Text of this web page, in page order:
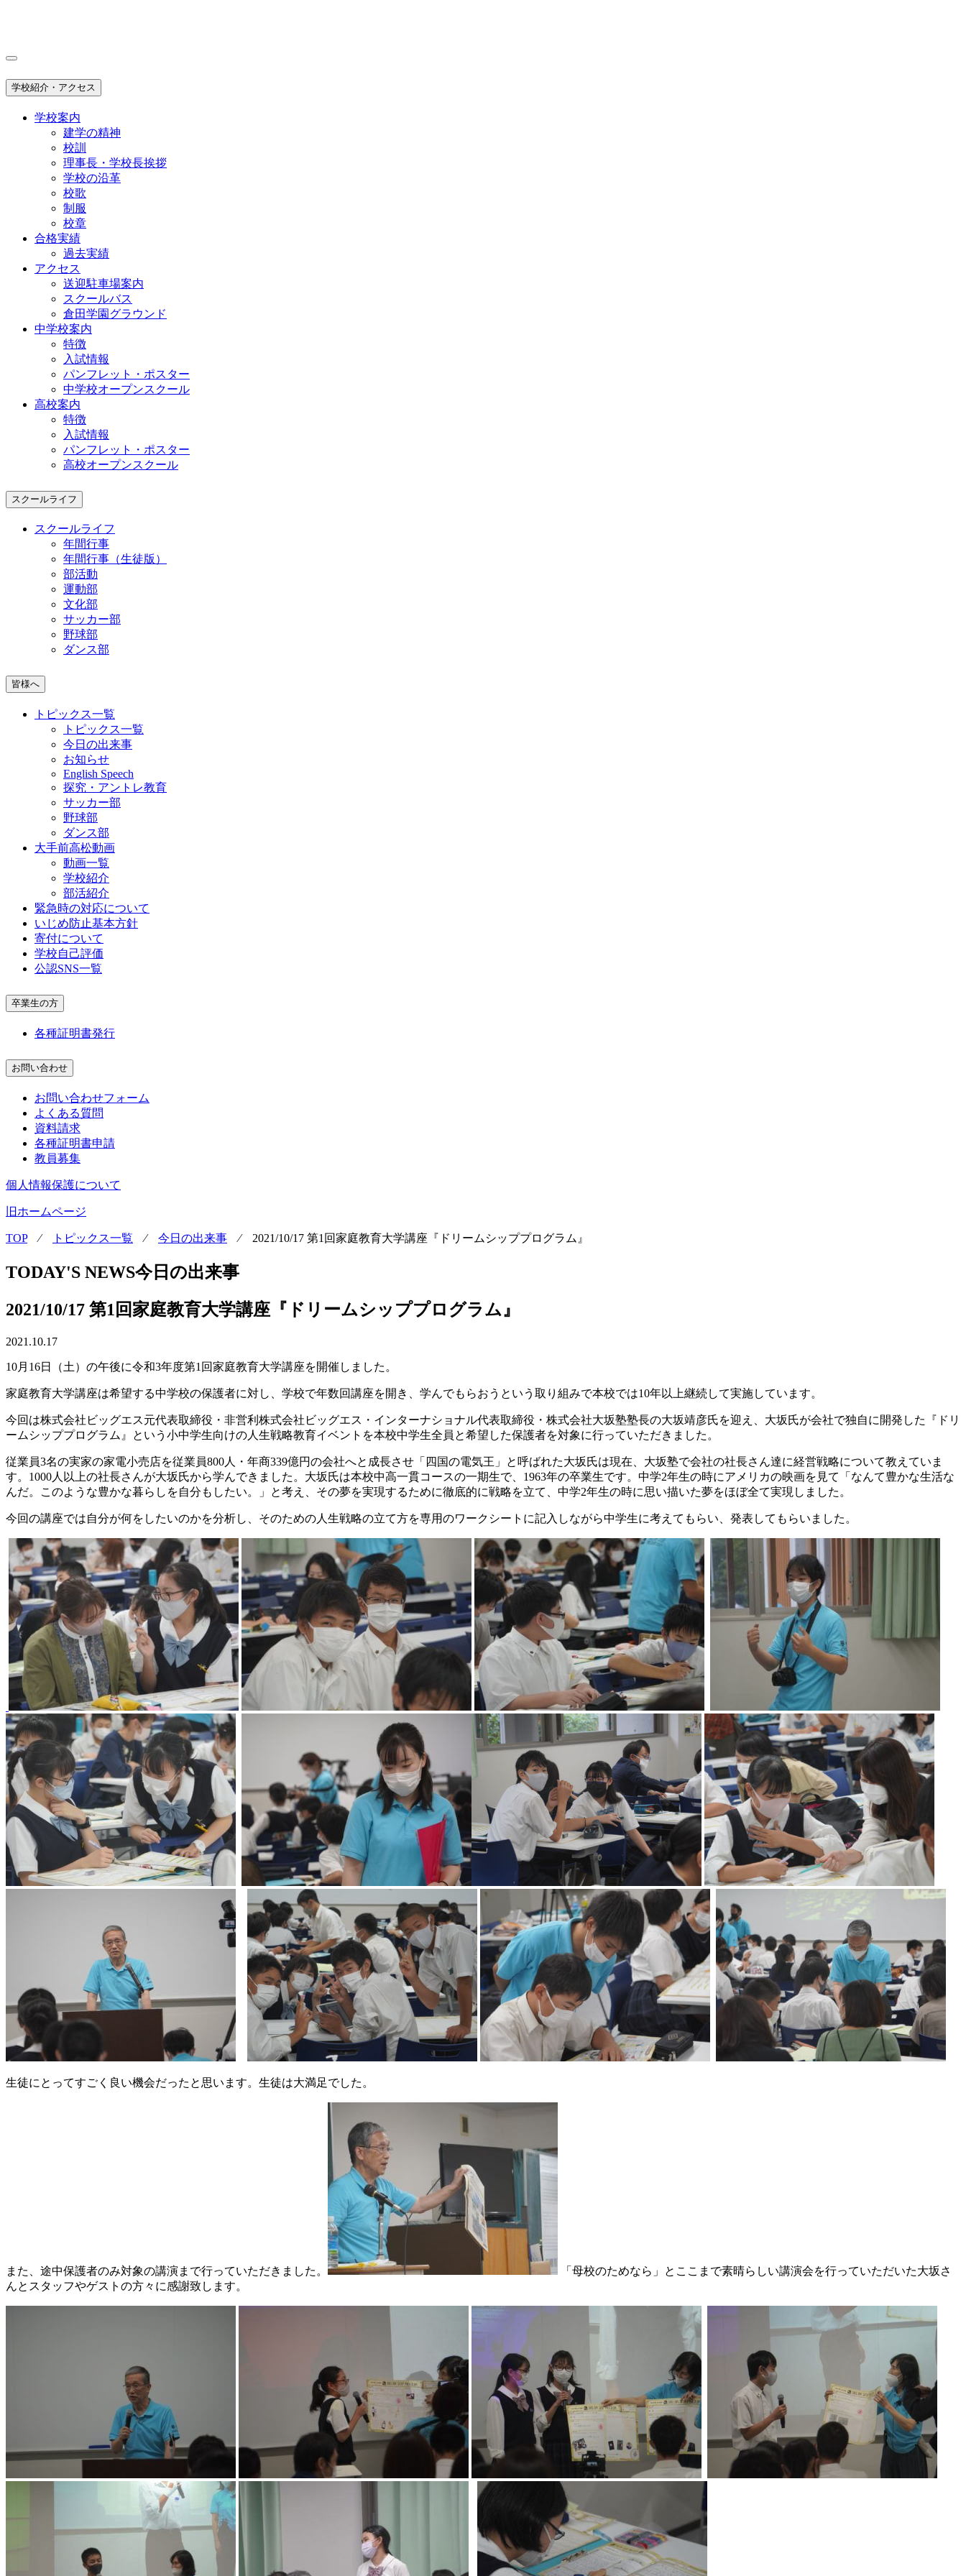
学校紹介・アクセス
学校案内
建学の精神
校訓
理事長・学校長挨拶
学校の沿革
校歌
制服
校章
合格実績
過去実績
アクセス
送迎駐車場案内
スクールバス
倉田学園グラウンド
中学校案内
特徴
入試情報
パンフレット・ポスター
中学校オープンスクール
高校案内
特徴
入試情報
パンフレット・ポスター
高校オープンスクール
スクールライフ
スクールライフ
年間行事
年間行事（生徒版）
部活動
運動部
文化部
サッカー部
野球部
ダンス部
皆様へ
トピックス一覧
トピックス一覧
今日の出来事
お知らせ
English Speech
探究・アントレ教育
サッカー部
野球部
ダンス部
大手前高松動画
動画一覧
学校紹介
部活紹介
緊急時の対応について
いじめ防止基本方針
寄付について
学校自己評価
公認SNS一覧
卒業生の方
各種証明書発行
お問い合わせ
お問い合わせフォーム
よくある質問
資料請求
各種証明書申請
教員募集
個人情報保護について
旧ホームページ
TOP⁄ トピックス一覧 ⁄ 今日の出来事 ⁄ 2021/10/17 第1回家庭教育大学講座『ドリームシッププログラム』
TODAY'S NEWS今日の出来事
2021/10/17 第1回家庭教育大学講座『ドリームシッププログラム』
2021.10.17
10月16日（土）の午後に令和3年度第1回家庭教育大学講座を開催しました。
家庭教育大学講座は希望する中学校の保護者に対し、学校で年数回講座を開き、学んでもらおうという取り組みで本校では10年以上継続して実施しています。
今回は株式会社ビッグエス元代表取締役・非営利株式会社ビッグエス・インターナショナル代表取締役・株式会社大坂塾塾長の大坂靖彦氏を迎え、大坂氏が会社で独自に開発した『ドリ
ームシッププログラム』という小中学生向けの人生戦略教育イベントを本校中学生全員と希望した保護者を対象に行っていただきました。
従業員3名の実家の家電小売店を従業員800人・年商339億円の会社へと成長させ「四国の電気王」と呼ばれた大坂氏は現在、大坂塾で会社の社長さん達に経営戦略について教えていま
す。1000人以上の社長さんが大坂氏から学んできました。 大坂氏は本校中高一貫コースの一期生で、1963年の卒業生です。中学2年生の時にアメリカの映画を見て「なんて豊かな生活な
んだ。このような豊かな暮らしを自分もしたい。」と考え、その夢を実現するために徹底的に戦略を立て、中学2年生の時に思い描いた夢をほぼ全て実現しました。
今回の講座では自分が何をしたいのかを分析し、そのための人生戦略の立て方を専用のワークシートに記入しながら中学生に考えてもらい、発表してもらいました。
生徒にとってすごく良い機会だったと思います。生徒は大満足でした。
また、途中保護者のみ対象の講演まで行っていただきました。
「母校のためなら」とここまで素晴らしい講演会を行っていただいた大坂さ
んとスタッフやゲストの方々に感謝致します。